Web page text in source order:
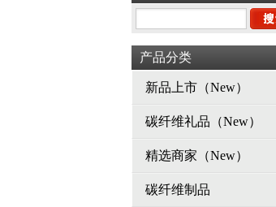
产品分类
新品上市（New）
碳纤维礼品（New）
精选商家（New）
碳纤维制品